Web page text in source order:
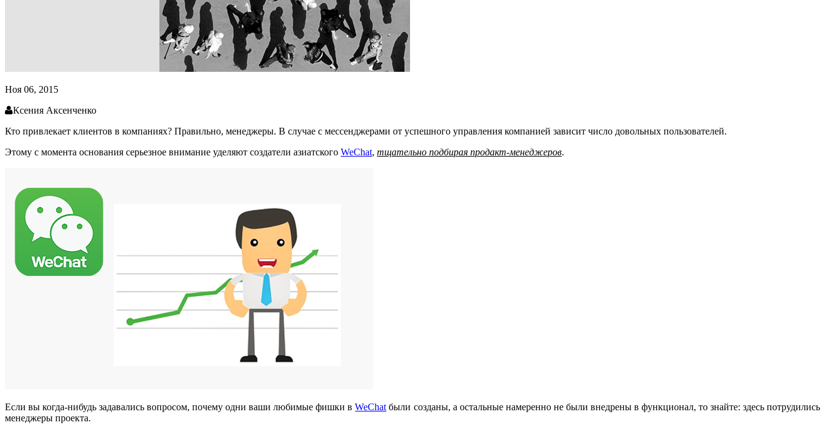
Ноя 06, 2015
Ксения Аксенченко
Кто привлекает клиентов в компаниях? Правильно, менеджеры. В случае с мессенджерами от успешного управления компанией зависит число довольных пользователей.
Этому с момента основания серьезное внимание уделяют создатели азиатского WeChat, тщательно подбирая продакт-менеджеров.
Если вы когда-нибудь задавались вопросом, почему одни ваши любимые фишки вWeChat были созданы, а остальные намеренно не были внедрены в функционал, то знайте: здесь потрудились
менеджеры проекта.